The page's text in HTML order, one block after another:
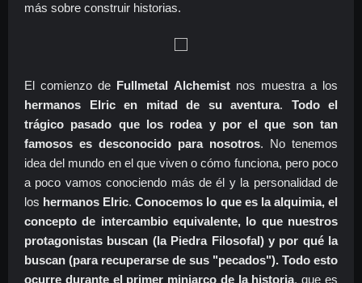
más sobre construir historias.
El comienzo de Fullmetal Alchemistnos muestra a los
hermanos Elric en mitad de su aventura. Todo el
trágico pasado que los rodea y por el que son tan
famosos es desconocido para nosotros. No tenemos
idea del mundo en el que viven o cómo funciona, pero poco
a poco vamos conociendo más de él y la personalidad de
los hermanos Elric.Conocemos lo que es la alquimia, el
concepto de intercambio equivalente, lo que nuestros
protagonistas buscan (la Piedra Filosofal) y por qué la
buscan (para recuperarse de sus "pecados"). Todo esto
ocurre durante el primer miniarco de la historia, que es